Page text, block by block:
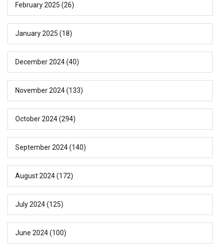
February 2025 (26)
January 2025 (18)
December 2024(40)
November 2024(133)
October 2024(294)
September 2024(140)
August 2024(172)
July 2024(125)
June 2024(100)